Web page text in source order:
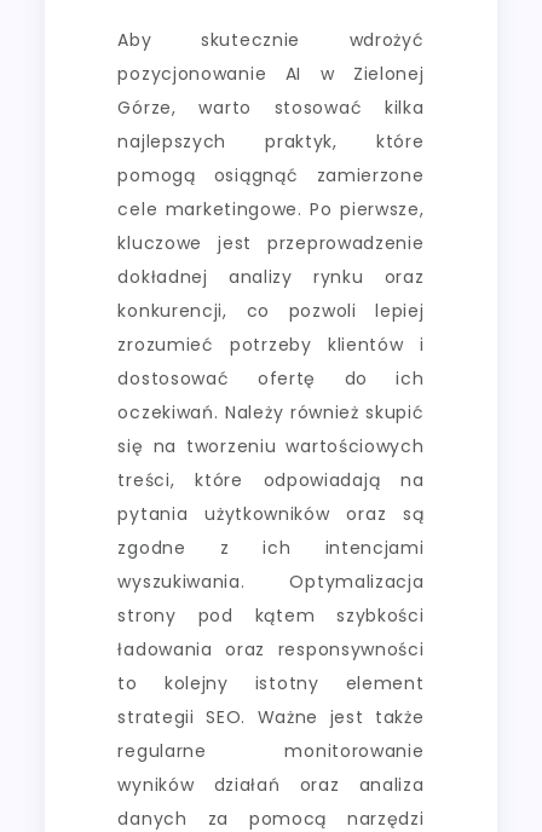
Aby skutecznie wdrożyć
pozycjonowanie AI w Zielonej
Górze, warto stosować kilka
najlepszych praktyk, które
pomogą osiągnąć zamierzone
cele marketingowe. Po pierwsze,
kluczowe jest przeprowadzenie
dokładnej analizy rynku oraz
konkurencji, co pozwoli lepiej
zrozumieć potrzeby klientów i
dostosować ofertę do ich
oczekiwań. Należy również skupić
się na tworzeniu wartościowych
treści, które odpowiadają na
pytania użytkowników oraz są
zgodne z ich intencjami
wyszukiwania. Optymalizacja
strony pod kątem szybkości
ładowania oraz responsywności
to kolejny istotny element
strategii SEO. Ważne jest także
regularne monitorowanie
wyników działań oraz analiza
danych za pomocą narzędzi